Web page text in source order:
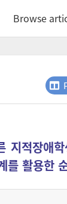
Browse
지적장애
를 활용한